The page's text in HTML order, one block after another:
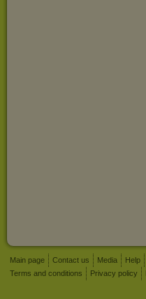
Main page Contact us Media Help
Terms and conditions
Privacy policy